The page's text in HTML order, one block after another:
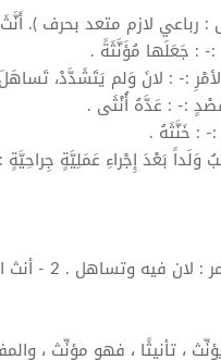
رباعي لازم متعد بحرف ). أَنَّثَ
: جَعَلَها مُؤَنَّثَةً .
:- : لانَ وَلم يَتَشَدَّدْ،
أُنْثَى .
: خَنَّثَهُ .
وَلَداً بَعْدَ إِجْراءِ عَمَلِيَّةٍ
: لان فيه وتساهل . 2 - أنث
، تأنيثًا ، فهو مؤنِّث ،